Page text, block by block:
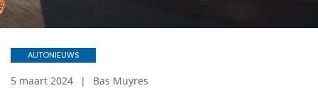
AUTONIEUWS
5 maart 2024 Bas Muyres